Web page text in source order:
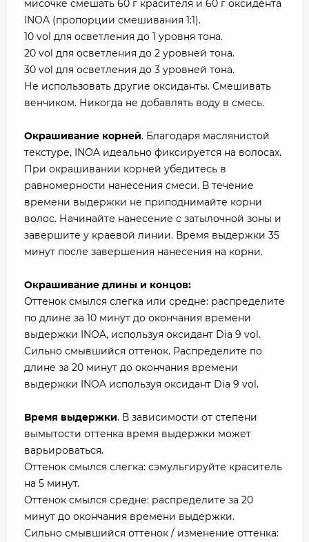
мисочке смешать 60 г красителя и 60 г оксидента
INOA (пропорции смешивания 1:1).
10 vol для осветления до 1 уровня тона.
20 vol для осветления до 2 уровней тона.
30 vol для осветления до 3 уровней тона.
Не использовать другие оксиданты. Смешивать
венчиком. Никогда не добавлять воду в смесь.
Окрашивание корней. Благодаря маслянистой
текстуре, INOA идеально фиксируется на волосах.
При окрашивании корней убедитесь в
равномерности нанесения смеси. В течение
времени выдержки не приподнимайте корни
волос. Начинайте нанесение с затылочной зоны и
завершите у краевой линии. Время выдержки 35
минут после завершения нанесения на корни.
Окрашивание длины и концов:
Оттенок смылся слегка или средне: распределите
по длине за 10 минут до окончания времени
выдержки INOA, используя оксидант Dia 9 vol.
Сильно смывшийся оттенок. Распределите по
длине за 20 минут до окончания времени
выдержки INOA используя оксидант Dia 9 vol.
Время выдержки. В зависимости от степени
вымытости оттенка время выдержки может
варьироваться.
Оттенок смылся слегка: сэмульгируйте краситель
на 5 минут.
Оттенок смылся средне: распределите за 20
минут до окончания времени выдержки.
Сильно смывшийся оттенок / изменение оттенка: